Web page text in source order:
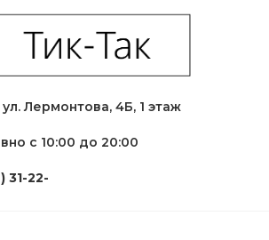
Лермонтова, 4Б, 1 этаж
31-22-
с 10:00 до 20:00